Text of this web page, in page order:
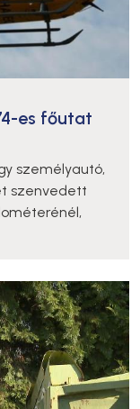
es főutat
személyautó,
szenvedett